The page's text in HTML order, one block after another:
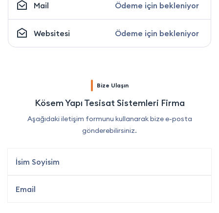
Mail Ödeme için bekleniyor
Websitesi Ödeme için bekleniyor
Bize Ulaşın
Kösem Yapı Tesisat Sistemleri Firma
Aşağıdaki iletişim formunu kullanarak bize e-posta
gönderebilirsiniz.